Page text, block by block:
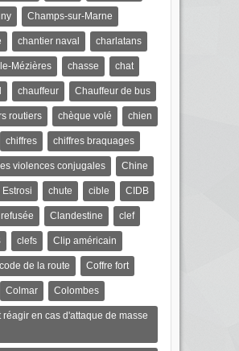
Champs-sur-Marne
chantier naval charlatans
Mézières chasse chat
chauffeur Chauffeur de bus
routiers chèque volé chien
chiffres chiffres braquages
violences conjugales Chine
chute cible CIDB
Clandestine clef
clefs Clip américain
code de la route Coffre fort
Colmar Colombes
réagir en cas d'attaque de masse